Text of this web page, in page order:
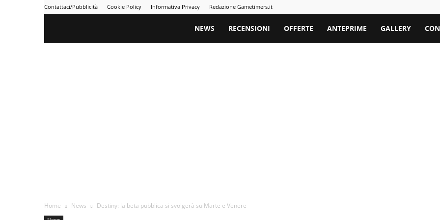
Contattaci/Pubblicità Cookie Policy Informativa Privacy Redazione Gametimers.it
Gametimers
NEWS RECENSIONI OFFERTE ANTEPRIME GALLERY
Home News Destiny: la beta pubblica si svolgerà su Marte e Venere